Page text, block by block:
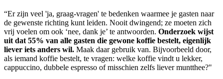
“Er zijn veel 'ja, graag-vragen' te bedenken waarmee je gasten naar
de gewenste richting kunt leiden. Nooit dwingend; ze moeten zich
vrij voelen om ook ‘nee, dank je’ te antwoorden. Onderzoek wijst
uit dat 55% van alle gasten die gewone koffie bestelt, eigenlijk
liever iets anders wil. Maak daar gebruik van. Bijvoorbeeld door,
als iemand koffie bestelt, te vragen: welke koffie vindt u lekker,
cappuccino, dubbele espresso of misschien zelfs liever muntthee?"